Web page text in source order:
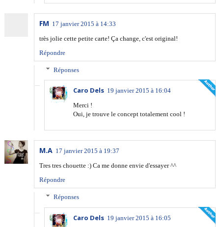
FM 17 janvier 2015 à 14:33
très jolie cette petite carte! Ça change, c'est original!
Répondre
Réponses
Caro Dels 19 janvier 2015 à 16:04
Merci !
Oui, je trouve le concept totalement cool !
M.A 17 janvier 2015 à 19:37
Tres tres chouette :) Ca me donne envie d'essayer ^^
Répondre
Réponses
Caro Dels 19 janvier 2015 à 16:05